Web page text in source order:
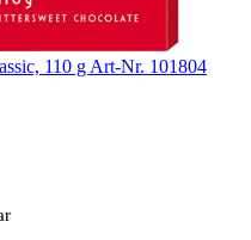
110 g Art-Nr. 101804